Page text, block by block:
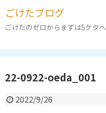
ごけたブログ
ごけたのゼロからまずは5ケタへ
22-0922-oeda_001
2022/9/26